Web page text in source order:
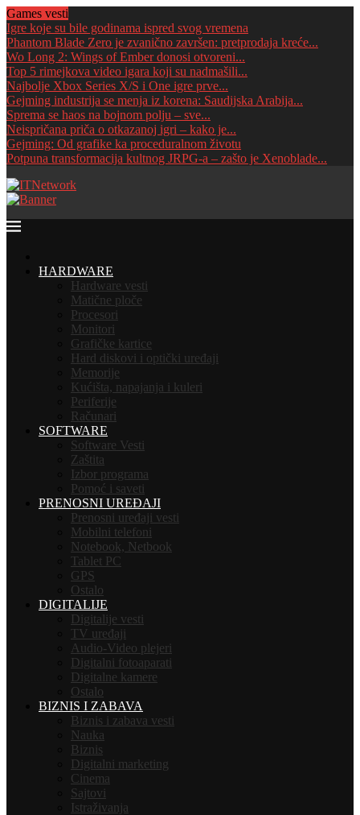
Games vesti
Igre koje su bile godinama ispred svog vremena
Phantom Blade Zero je zvanično završen: pretprodaja kreće...
Wo Long 2: Wings of Ember donosi otvoreni...
Top 5 rimejkova video igara koji su nadmašili...
Najbolje Xbox Series X/S i One igre prve...
Gejming industrija se menja iz korena: Saudijska Arabija...
Sprema se haos na bojnom polju – sve...
Neispričana priča o otkazanoj igri – kako je...
Gejming: Od grafike ka proceduralnom životu
Potpuna transformacija kultnog JRPG-a – zašto je Xenoblade...
HARDWARE
Hardware vesti
Matične ploče
Procesori
Monitori
Grafičke kartice
Hard diskovi i optički uređaji
Memorije
Kućišta, napajanja i kuleri
Periferije
Računari
SOFTWARE
Software Vesti
Zaštita
Izbor programa
Pomoć i saveti
PRENOSNI UREĐAJI
Prenosni uređaji vesti
Mobilni telefoni
Notebook, Netbook
Tablet PC
GPS
Ostalo
DIGITALIJE
Digitalije vesti
TV uređaji
Audio-Video plejeri
Digitalni fotoaparati
Digitalne kamere
Ostalo
BIZNIS I ZABAVA
Biznis i zabava vesti
Nauka
Biznis
Digitalni marketing
Cinema
Sajtovi
Istraživanja